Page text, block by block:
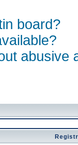
board?
abusive